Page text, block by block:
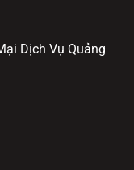
Dịch Vụ Quảng